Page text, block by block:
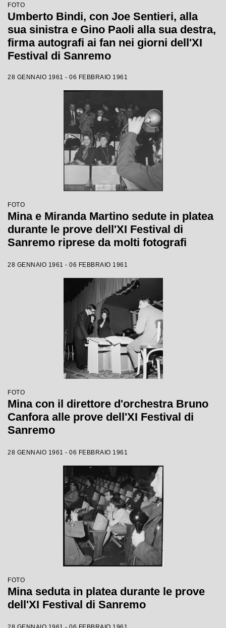
FOTO
Umberto Bindi, con Joe Sentieri, alla
sua sinistra e Gino Paoli alla sua destra,
firma autografi ai fan nei giorni dell'XI
Festival di Sanremo
28 GENNAIO 1961 - 06 FEBBRAIO 1961
FOTO
Mina e Miranda Martino sedute in platea
durante le prove dell'XI Festival di
Sanremo riprese da molti fotografi
28 GENNAIO 1961 - 06 FEBBRAIO 1961
FOTO
Mina con il direttore d'orchestra Bruno
Canfora alle prove dell'XI Festival di
Sanremo
28 GENNAIO 1961 - 06 FEBBRAIO 1961
FOTO
Mina seduta in platea durante le prove
dell'XI Festival di Sanremo